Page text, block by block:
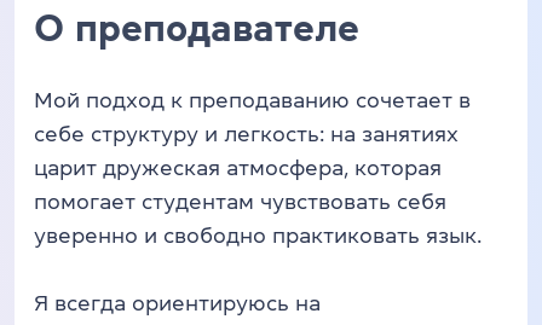
О преподавателе
Мой подход к преподаванию сочетает в
себе структуру и легкость: на занятиях
царит дружеская атмосфера, которая
помогает студентам чувствовать себя
уверенно и свободно практиковать язык.
Я всегда ориентируюсь на